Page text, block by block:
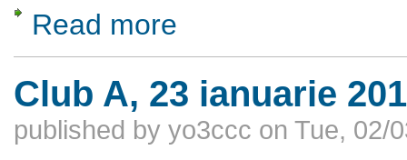
Read more
Club A, 23 ianuarie
published by yo3ccc on Tue, 02/